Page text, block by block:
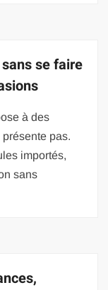
se faire
à des
pas.
importés,
sans